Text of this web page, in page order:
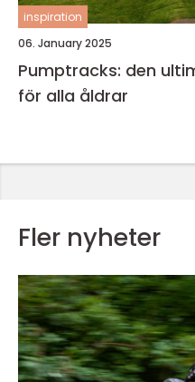
inspiration
06. January 2025
Pumptracks: den
för alla åldrar
Fler nyheter